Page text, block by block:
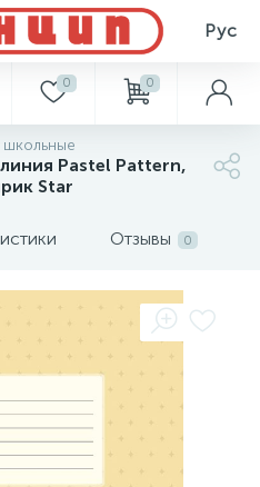
Рус
0 0
школьные
Pastel Pattern,
Star
Отзывы 0